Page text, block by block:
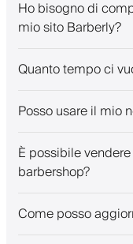
Ho bisogno di
mio sito Barberly?
Quanto tempo ci
Posso usare il mio
È possibile
barbershop?
Come posso